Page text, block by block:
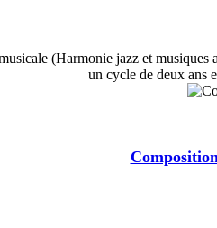
(Harmonie jazz et
un cycle de deux ans